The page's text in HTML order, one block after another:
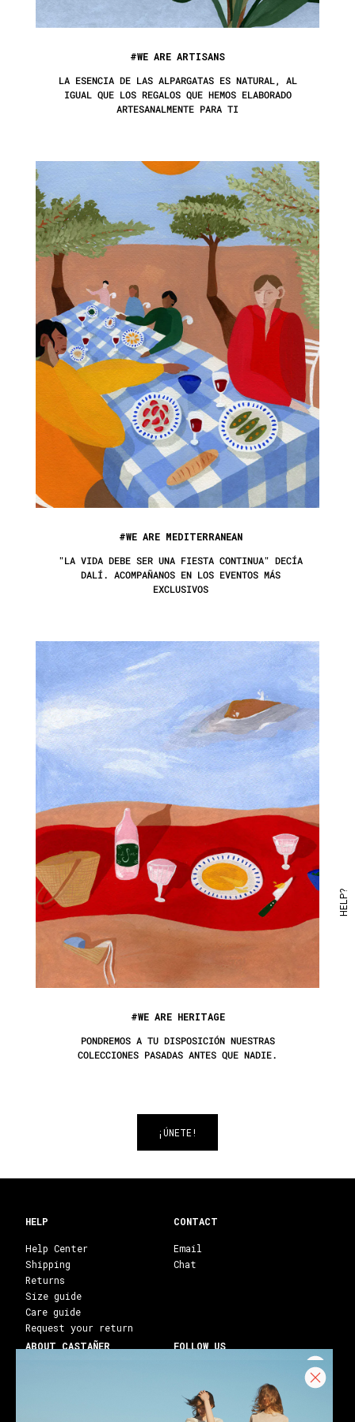
#WE ARE ARTISANS
LA ESENCIA DE LAS ALPARGATAS ES NATURAL, AL
IGUAL QUE LOS REGALOS QUE HEMOS ELABORADO
ARTESANALMENTE PARA TI
#WE ARE MEDITERRANEAN
"LA VIDA DEBE SER UNA FIESTA CONTINUA" DECÍA
DALÍ. ACOMPAÑANOS EN LOS EVENTOS MÁS
EXCLUSIVOS
#WE ARE HERITAGE
PONDREMOS A TU DISPOSICIÓN NUESTRAS
COLECCIONES PASADAS ANTES QUE NADIE.
¡ÚNETE!
CONTACT
Email
Chat
HELP
Help Center
Shipping
Returns
Size guide
Care guide
Request your return
ABOUT CASTAÑER
FOLLOW US
Facebook
Youtube
HELP?